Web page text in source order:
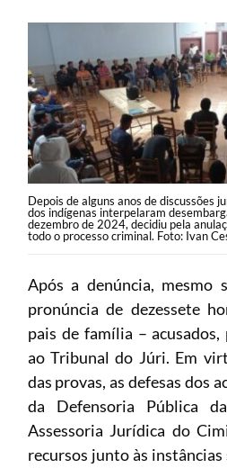
Depois de alguns anos de discussões
dos indígenas interpelaram
dezembro de 2024, decidiu pela
todo o processo criminal. Foto: Ivan
Após a denúncia, mesmo
pronúncia de dezessete
pais de família –
ao Tribunal do Júri. Em
das provas, as defesas dos
da Defensoria Pública
Assessoria Jurídica do
recursos junto às